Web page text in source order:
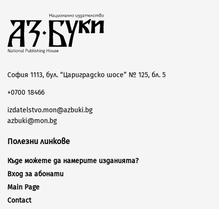
София 1113, бул. “Цариградско шосе” № 125, бл. 5
+0700 18466
izdatelstvo.mon@azbuki.bg
azbuki@mon.bg
Полезни линкове
Къде можете да намерите изданията?
Вход за абонати
Main Page
Contact